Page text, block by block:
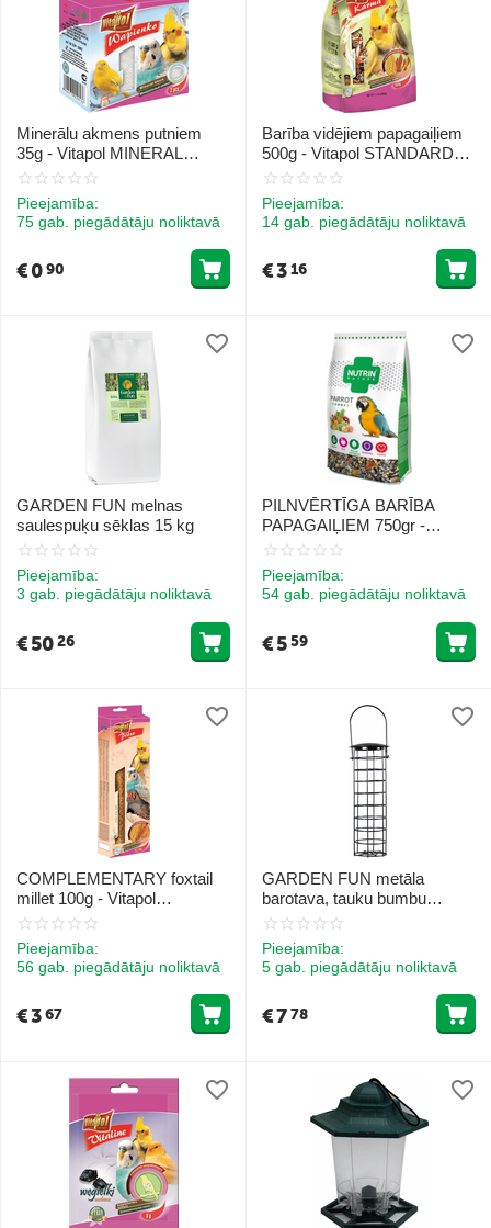
Minerālu akmens putniem
35g - Vitapol MINERAL
BLOCK natural for birds
Pieejamība:
75 gab. piegādātāju noliktavā
€090
Barība vidējiem papagaiļiem
500g - Vitapol STANDARD
foil complete food for
Pieejamība:
14 gab. piegādātāju noliktavā
€316
GARDEN FUN melnas
saulespuķu sēklas 15 kg
Pieejamība:
3 gab. piegādātāju noliktavā
€5026
PILNVĒRTĪGA BARĪBA
PAPAGAIĻIEM 750gr -
NUTRIN Nature - Parrot
Pieejamība:
54 gab. piegādātāju noliktavā
€559
COMPLEMENTARY foxtail
millet 100g - Vitapol
senegālas prosa
Pieejamība:
56 gab. piegādātāju noliktavā
€367
GARDEN FUN metāla
barotava, tauku bumbu
turētājs 9x9x26 cm
Pieejamība:
5 gab. piegādātāju noliktavā
€778